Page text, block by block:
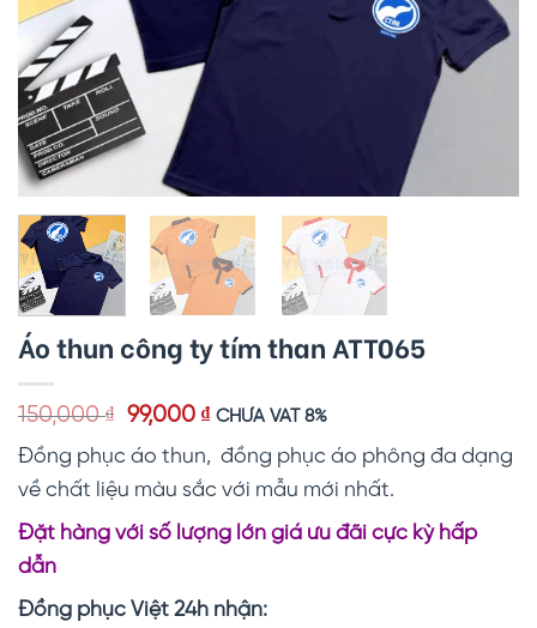
Áo thun công ty tím than ATT065
150,000₫
Giá
là:
150,000 ₫.
99,000 ₫Giá
tại
là:
99,000 ₫.
CHƯA VAT 8%
Đồng phục áo thun, đồng phục áo phông đa dạng
về chất liệu màu sắc với mẫu mới nhất.
Đặt hàng với số lượng lớn giá ưu đãi cực kỳ hấp
dẫn
Đồng phục Việt 24h nhận: